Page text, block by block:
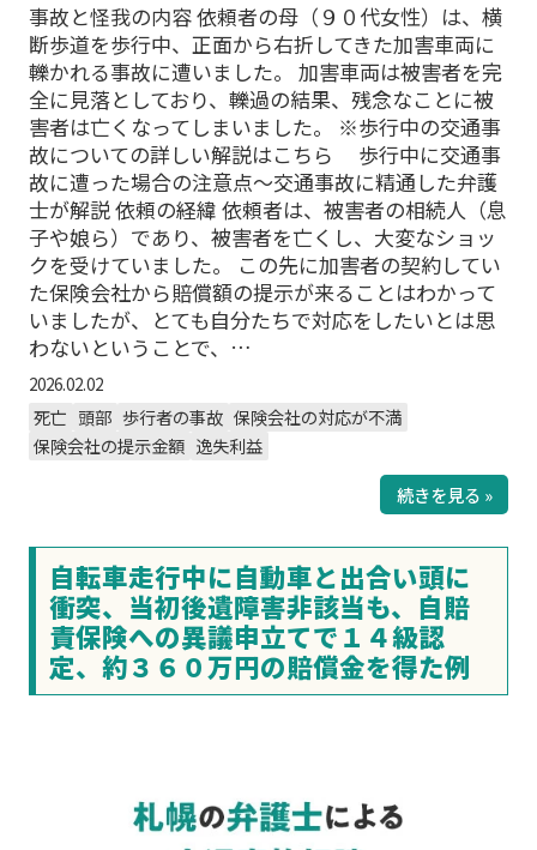
事故と怪我の内容 依頼者の母（９０代女性）は、横
断歩道を歩行中、正面から右折してきた加害車両に
轢かれる事故に遭いました。 加害車両は被害者を完
全に見落としており、轢過の結果、残念なことに被
害者は亡くなってしまいました。 ※歩行中の交通事
故についての詳しい解説はこちら 歩行中に交通事
故に遭った場合の注意点～交通事故に精通した弁護
士が解説 依頼の経緯 依頼者は、被害者の相続人（息
子や娘ら）であり、被害者を亡くし、大変なショッ
クを受けていました。 この先に加害者の契約してい
た保険会社から賠償額の提示が来ることはわかって
いましたが、とても自分たちで対応をしたいとは思
わないということで、…
2026.02.02
死亡 頭部 歩行者の事故 保険会社の対応が不満
保険会社の提示金額 逸失利益
続きを見る »
自転車走行中に自動車と出合い頭に
衝突、当初後遺障害非該当も、自賠
責保険への異議申立てで１４級認
定、約３６０万円の賠償金を得た例